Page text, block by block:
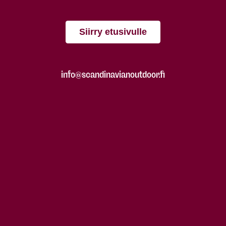
Siirry etusivulle
info@scandinavianoutdoor.fi